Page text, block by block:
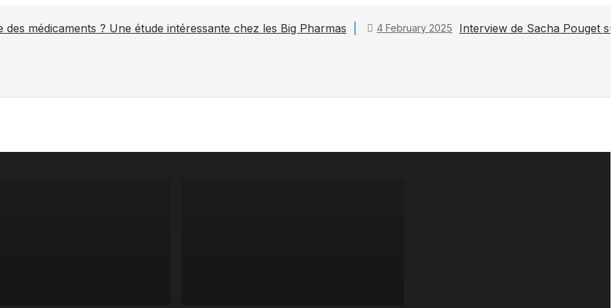
des médicaments ? Une étude intéressante chez les Big Pharmas 4 February 2025 Interview de Sacha Pouget